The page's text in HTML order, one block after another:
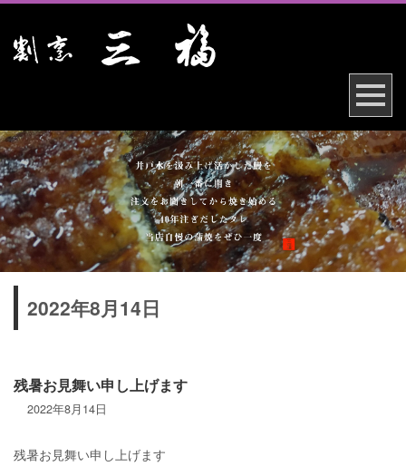
2022年8月14日
残暑お見舞い申し上げます
2022年8月14日
残暑お見舞い申し上げます